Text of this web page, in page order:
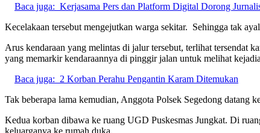
Baca juga: Kerjasama Pers dan Platform Digital Dorong
Kecelakaan tersebut mengejutkan warga sekitar. Sehingga tak
Arus kendaraan yang melintas di jalur tersebut, terlihat tersendat
yang memarkir kendaraannya di pinggir jalan untuk melihat
Baca juga: 2 Korban Perahu Pengantin Karam Ditemukan
Tak beberapa lama kemudian, Anggota Polsek Segedong datang
Kedua korban dibawa ke ruang UGD Puskesmas Jungkat. Di
keluarganya ke rumah duka.